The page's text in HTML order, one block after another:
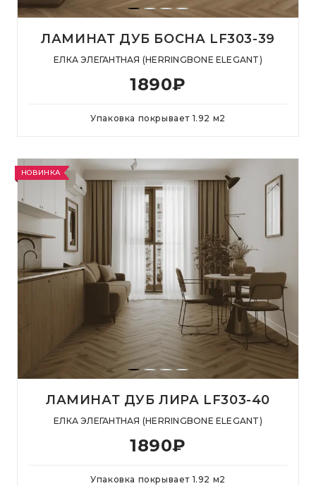
ЛАМИНАТ ДУБ БОСНА LF303-39
ЕЛКА ЭЛЕГАНТНАЯ (HERRINGBONE ELEGANT)
1890₽
Упаковка покрывает 1.92 м2
НОВИНКА
ЛАМИНАТ ДУБ ЛИРА LF303-40
ЕЛКА ЭЛЕГАНТНАЯ (HERRINGBONE ELEGANT)
1890₽
Упаковка покрывает 1.92 м2